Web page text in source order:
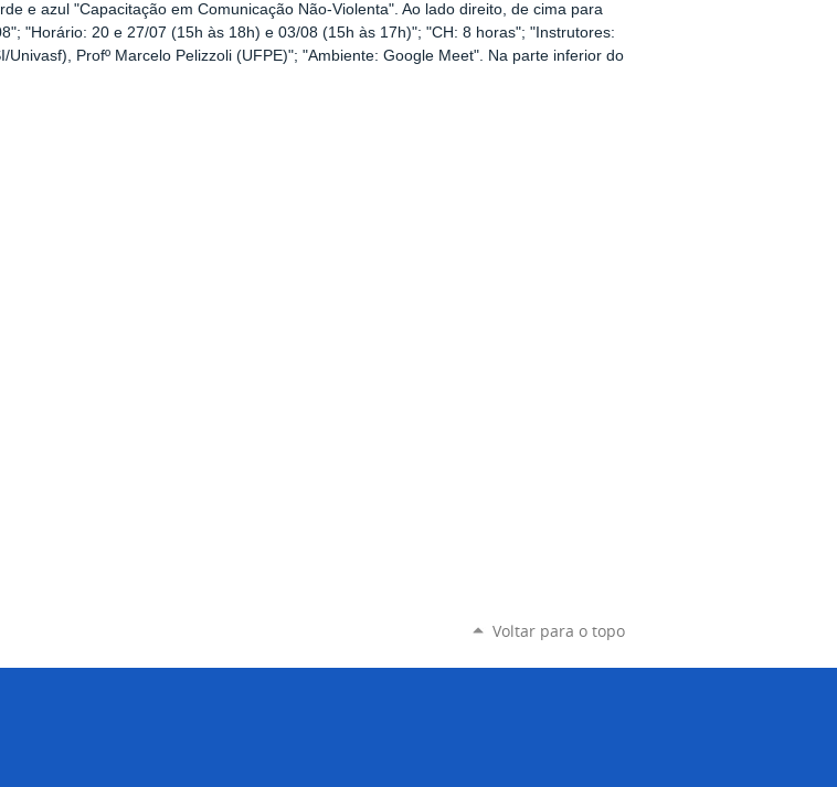
e azul "Capacitação em Comunicação Não-Violenta". Ao lado direito, de cima para
"Horário: 20 e 27/07 (15h às 18h) e 03/08 (15h às 17h)"; "CH: 8 horas"; "Instrutores:
Univasf), Profº Marcelo Pelizzoli (UFPE)"; "Ambiente: Google Meet". Na parte inferior do
Voltar para o topo